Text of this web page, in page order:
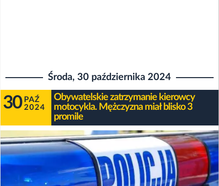
Środa, 30 października 2024
30 PAŹ
2024
Obywatelskie zatrzymanie kierowcy
motocykla. Mężczyzna miał blisko 3
promile